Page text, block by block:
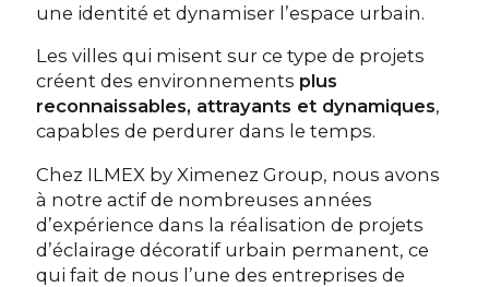
une identité et dynamiser l’espace urbain.
Les villes qui misent sur ce type de projets
créent des environnements plus
reconnaissables, attrayants et dynamiques,
capables de perdurer dans le temps.
Chez ILMEX by Ximenez Group, nous avons
à notre actif de nombreuses années
d’expérience dans la réalisation de projets
d’éclairage décoratif urbain permanent, ce
qui fait de nous l’une des entreprises de